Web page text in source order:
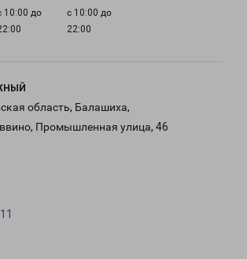
10:00 до
с 10:00 до
22:00
область, Балашиха,
Промышленная улица, 46